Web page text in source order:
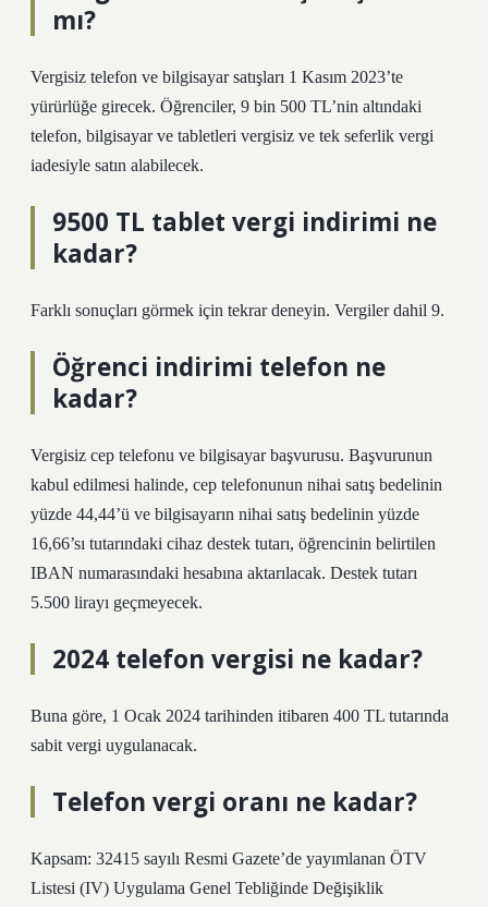
mı?
Vergisiz telefon ve bilgisayar satışları 1 Kasım 2023’te
yürürlüğe girecek. Öğrenciler, 9 bin 500 TL’nin altındaki
telefon, bilgisayar ve tabletleri vergisiz ve tek seferlik vergi
iadesiyle satın alabilecek.
9500 TL tablet vergi indirimi ne
kadar?
Farklı sonuçları görmek için tekrar deneyin. Vergiler dahil 9.
Öğrenci indirimi telefon ne
kadar?
Vergisiz cep telefonu ve bilgisayar başvurusu. Başvurunun
kabul edilmesi halinde, cep telefonunun nihai satış bedelinin
yüzde 44,44’ü ve bilgisayarın nihai satış bedelinin yüzde
16,66’sı tutarındaki cihaz destek tutarı, öğrencinin belirtilen
IBAN numarasındaki hesabına aktarılacak. Destek tutarı
5.500 lirayı geçmeyecek.
2024 telefon vergisi ne kadar?
Buna göre, 1 Ocak 2024 tarihinden itibaren 400 TL tutarında
sabit vergi uygulanacak.
Telefon vergi oranı ne kadar?
Kapsam: 32415 sayılı Resmi Gazete’de yayımlanan ÖTV
Listesi (IV) Uygulama Genel Tebliğinde Değişiklik